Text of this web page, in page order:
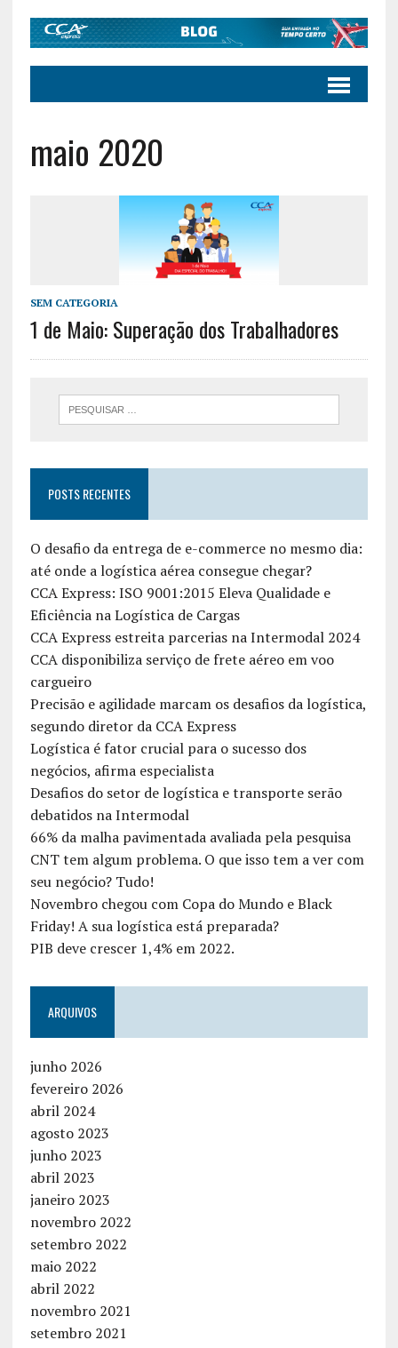
maio 2020
SEM CATEGORIA
1 de Maio: Superação dos Trabalhadores
POSTS RECENTES
O desafio da entrega de e-commerce no mesmo dia:
até onde a logística aérea consegue chegar?
CCA Express: ISO 9001:2015 Eleva Qualidade e
Eficiência na Logística de Cargas
CCA Express estreita parcerias na Intermodal 2024
CCA disponibiliza serviço de frete aéreo em voo
cargueiro
Precisão e agilidade marcam os desafios da logística,
segundo diretor da CCA Express
Logística é fator crucial para o sucesso dos
negócios, afirma especialista
Desafios do setor de logística e transporte serão
debatidos na Intermodal
66% da malha pavimentada avaliada pela pesquisa
CNT tem algum problema. O que isso tem a ver com
seu negócio? Tudo!
Novembro chegou com Copa do Mundo e Black
Friday! A sua logística está preparada?
PIB deve crescer 1,4% em 2022.
ARQUIVOS
junho 2026
fevereiro 2026
abril 2024
agosto 2023
junho 2023
abril 2023
janeiro 2023
novembro 2022
setembro 2022
maio 2022
abril 2022
novembro 2021
setembro 2021